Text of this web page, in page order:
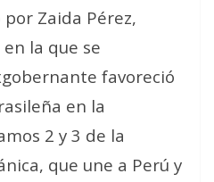
Zaida Pérez,
la que se
favoreció
en la
2 y 3 de la
que une a Perú y